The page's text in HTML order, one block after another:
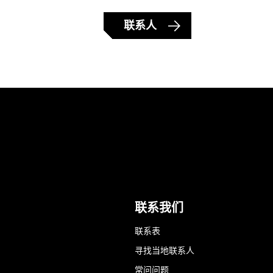
联系人
联系我们
联系表
寻找当地联系人
常问问题